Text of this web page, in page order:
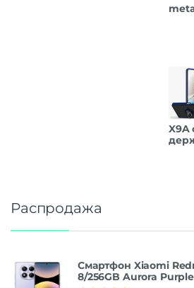
X9A
Распродажа
Смартфон Xiaomi
8/256GB Aurora Purple